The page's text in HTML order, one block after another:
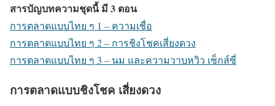
สารบัญบทความชุดนี้ มี 3 ตอน
การตลาดแบบไทย ๆ 1 – ความเชื่อ
การตลาดแบบไทย ๆ 2 – การชิงโชคเสี่ยงดวง
การตลาดแบบไทย ๆ 3 – นม และความวาบหวิว เซ็กส์ซี่
การตลาดแบบชิงโชค เสี่ยงดวง